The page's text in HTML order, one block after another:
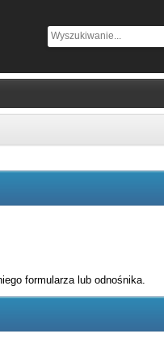
formularza lub odnośnika.